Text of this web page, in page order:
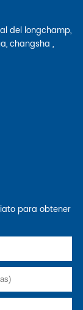
del longchamp,
changsha ,